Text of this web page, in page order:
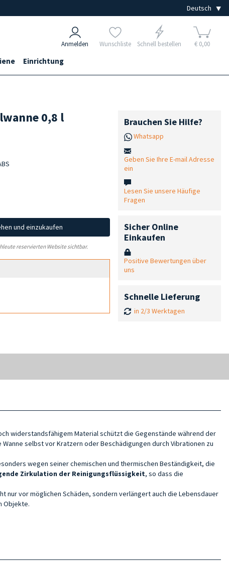
Anmelden Wunschliste Schnell bestellen € 0,00
Einrichtung
0,8 l
und einzukaufen
reservierten Website sichtbar.
Brauchen Sie Hilfe?
Whatsapp
Geben Sie Ihre E-mail Adresse
ein
Lesen Sie unsere Häufige
Fragen
Sicher Online
Einkaufen
Positive Bewertungen über
uns
Schnelle Lieferung
in 2/3 Werktagen
widerstandsfähigem Material schützt die Gegenstände während der
selbst vor Kratzern oder Beschädigungen durch Vibrationen zu
wegen seiner chemischen und thermischen Beständigkeit, die
Zirkulation der Reinigungsflüssigkeit, so dass die
nur vor möglichen Schäden, sondern verlängert auch die Lebensdauer
Objekte.